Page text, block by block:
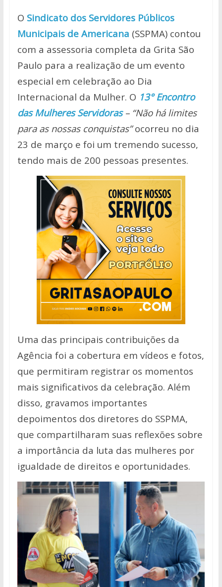
p k k
O Sindicato dos Servidores Públicos
Municipais de Americana (SSPMA) contou
com a assessoria completa da Grita São
Paulo para a realização de um evento
especial em celebração ao Dia
Internacional da Mulher. O 13° Encontro
das Mulheres Servidoras– “Não há limites
para as nossas conquistas”ocorreu no dia
23 de março e foi um tremendo sucesso,
tendo mais de 200 pessoas presentes.
Uma das principais contribuições da
Agência foi a cobertura em vídeos e fotos,
que permitiram registrar os momentos
mais significativos da celebração. Além
disso, gravamos importantes
depoimentos dos diretores do SSPMA,
que compartilharam suas reflexões sobre
a importância da luta das mulheres por
igualdade de direitos e oportunidades.